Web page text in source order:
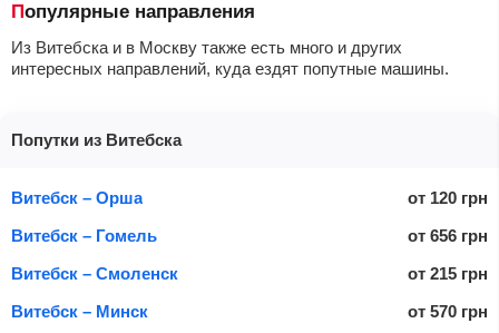
Популярные направления
Из Витебска и в Москву также есть много и других
интересных направлений, куда ездят попутные машины.
Попутки из Витебска
Витебск – Орша от 120 грн
Витебск – Гомель
от 656 грн
Витебск – Смоленск
от 215 грн
Витебск – Минск
от 570 грн